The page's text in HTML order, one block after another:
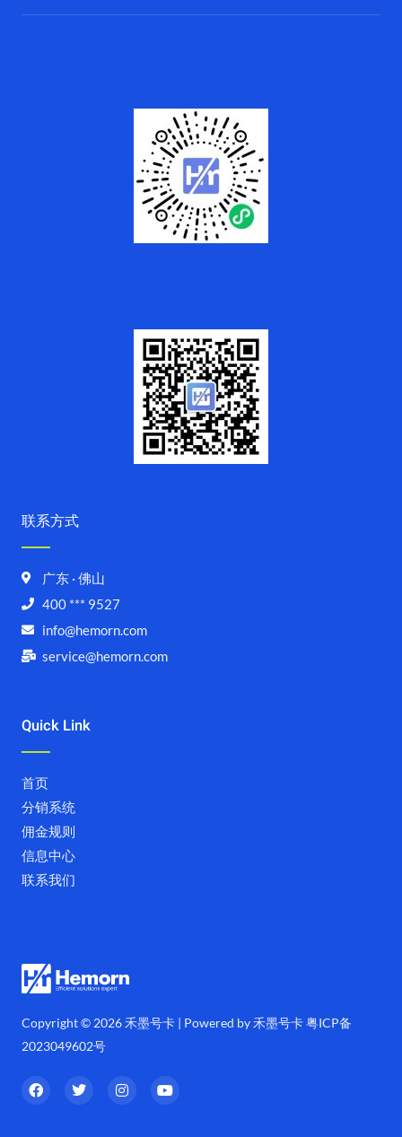
Copyright © 2026 禾墨号卡 | Powered by 禾墨号卡粤ICP备
2023049602号
F
a
T
w
I
n
Y
o
Quick Link
首页
分销系统
佣金规则
信息中心
联系我们
联系方式
广东 · 佛山
400 *** 9527
info@hemorn.com
service@hemorn.com